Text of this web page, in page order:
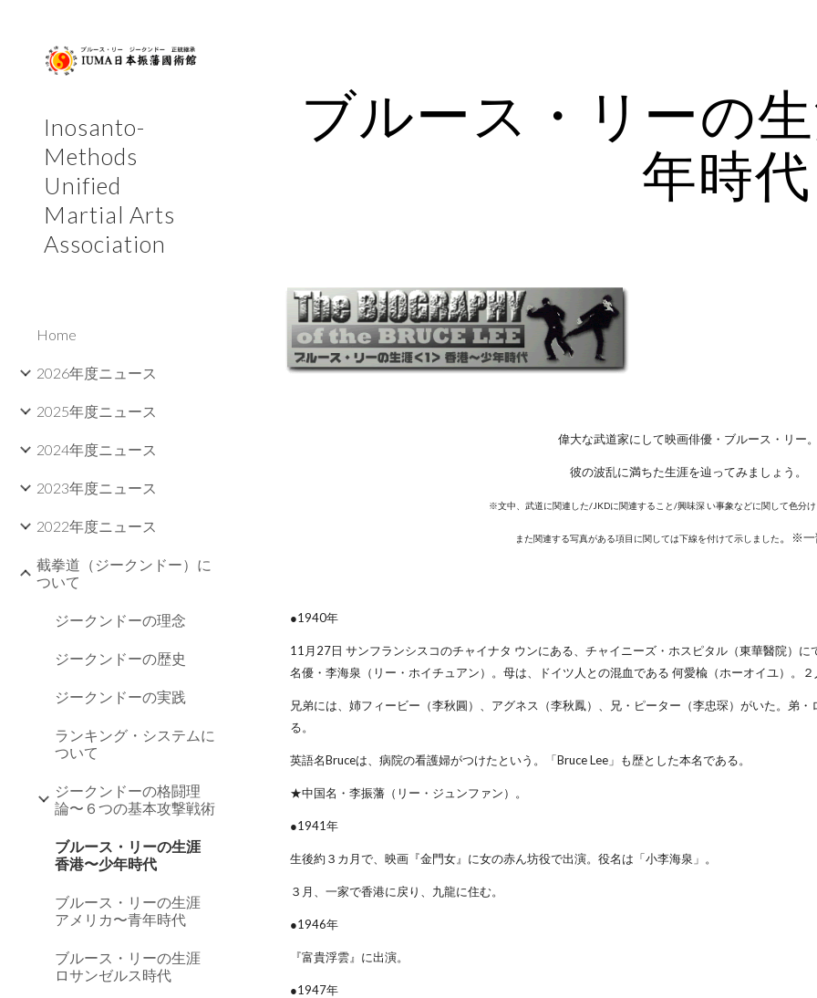
Inosanto-
Methods
Unified
Martial Arts
Association
Home
2026年度ニュース
2025年度ニュース
2024年度ニュース
2023年度ニュース
2022年度ニュース
截拳道（ジークンドー）に
ついて
ジークンドーの理念
ジークンドーの歴史
ジークンドーの実践
ランキング・システムに
ついて
ジークンドーの格闘理
論〜６つの基本攻撃戦術
ブルース・リーの生涯
香港〜少年時代
ブルース・リーの生涯
アメリカ〜青年時代
ブルース・リーの生涯
ロサンゼルス時代
ブルース・リーの
年時代
偉大な武道家にして映画俳優・ブルース・リー
彼の波乱に満ちた生涯を辿ってみましょう。
※文中、武道に関連した/JKDに関連すること/興味深 い事象などに関して色分
また関連する写真がある項目に関しては下線を付けて示しました 。※一
●1940年
11月27日 サンフランシスコのチャイナタ ウンにある、チャイニーズ・ホスピタル（東華醫院）
名優・李海泉（リー・ホイチュアン）。母は、ドイツ人との混血である 何愛楡（ホーオイユ）。
兄弟には、姉フィービー（李秋圓）、アグネス（李秋鳳）、兄・ピーター（李忠琛）がいた。弟
る。
英語名Bruceは、病院の看護婦がつけたという。「Bruce Lee」も歴とした本名である。
★中国名・李振藩（リー・ジュンファン）。
●1941年
生後約３カ月で、映画『金門女』に女の赤ん坊役で出演。役名は「小李海泉」。
３月、一家で香港に戻り、九龍に住む。
●1946年
『富貴浮雲』に出演。
●1947年